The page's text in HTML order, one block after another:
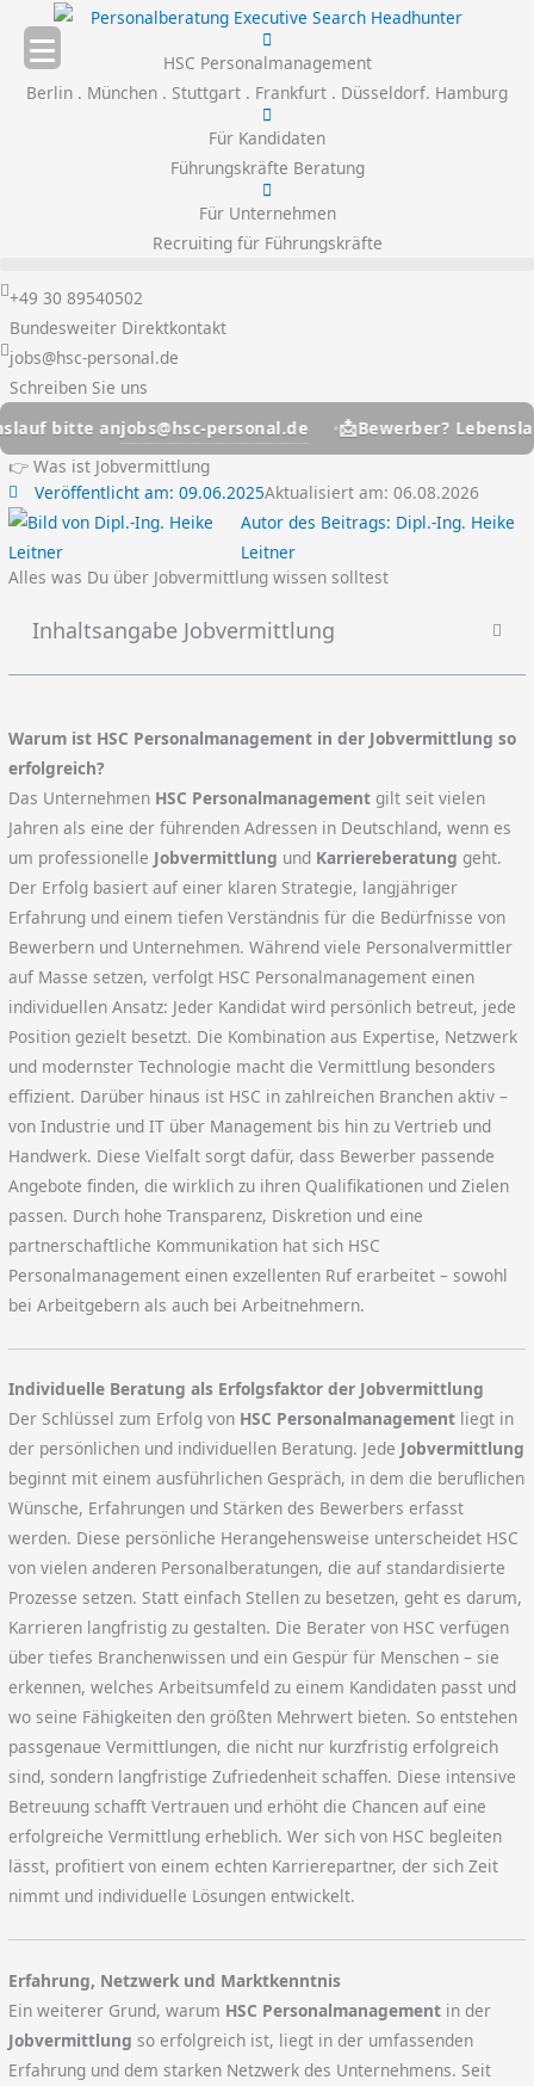
Inhalt
springen
HSC Personalmanagement
Berlin . München . Stuttgart . Frankfurt . Düsseldorf. Hamburg
Für Kandidaten
Führungskräfte Beratung
Für Unternehmen
Recruiting für Führungskräfte
+49 30 89540502
Bundesweiter Direktkontakt
jobs@hsc-personal.de
Schreiben Sie uns
anjobs@hsc-personal.de 📩Bewerber? Lebenslauf
👉 Was ist Jobvermittlung
Veröffentlicht am:09.06.2025Aktualisiert am: 06.08.2026
Autor des Beitrags: Dipl.-Ing. Heike
Leitner
Alles was Du über Jobvermittlung wissen solltest
Inhaltsangabe Jobvermittlung
Warum ist HSC Personalmanagement in der Jobvermittlung so
erfolgreich?
Das Unternehmen HSC Personalmanagement gilt seit vielen
Jahren als eine der führenden Adressen in Deutschland, wenn es
um professionelle Jobvermittlung und Karriereberatung geht.
Der Erfolg basiert auf einer klaren Strategie, langjähriger
Erfahrung und einem tiefen Verständnis für die Bedürfnisse von
Bewerbern und Unternehmen. Während viele Personalvermittler
auf Masse setzen, verfolgt HSC Personalmanagement einen
individuellen Ansatz: Jeder Kandidat wird persönlich betreut, jede
Position gezielt besetzt. Die Kombination aus Expertise, Netzwerk
und modernster Technologie macht die Vermittlung besonders
effizient. Darüber hinaus ist HSC in zahlreichen Branchen aktiv –
von Industrie und IT über Management bis hin zu Vertrieb und
Handwerk. Diese Vielfalt sorgt dafür, dass Bewerber passende
Angebote finden, die wirklich zu ihren Qualifikationen und Zielen
passen. Durch hohe Transparenz, Diskretion und eine
partnerschaftliche Kommunikation hat sich HSC
Personalmanagement einen exzellenten Ruf erarbeitet – sowohl
bei Arbeitgebern als auch bei Arbeitnehmern.
Individuelle Beratung als Erfolgsfaktor der Jobvermittlung
Der Schlüssel zum Erfolg von HSC Personalmanagement liegt in
der persönlichen und individuellen Beratung. Jede Jobvermittlung
beginnt mit einem ausführlichen Gespräch, in dem die beruflichen
Wünsche, Erfahrungen und Stärken des Bewerbers erfasst
werden. Diese persönliche Herangehensweise unterscheidet HSC
von vielen anderen Personalberatungen, die auf standardisierte
Prozesse setzen. Statt einfach Stellen zu besetzen, geht es darum,
Karrieren langfristig zu gestalten. Die Berater von HSC verfügen
über tiefes Branchenwissen und ein Gespür für Menschen – sie
erkennen, welches Arbeitsumfeld zu einem Kandidaten passt und
wo seine Fähigkeiten den größten Mehrwert bieten. So entstehen
passgenaue Vermittlungen, die nicht nur kurzfristig erfolgreich
sind, sondern langfristige Zufriedenheit schaffen. Diese intensive
Betreuung schafft Vertrauen und erhöht die Chancen auf eine
erfolgreiche Vermittlung erheblich. Wer sich von HSC begleiten
lässt, profitiert von einem echten Karrierepartner, der sich Zeit
nimmt und individuelle Lösungen entwickelt.
Erfahrung, Netzwerk und Marktkenntnis
Ein weiterer Grund, warum HSC Personalmanagement in der
Jobvermittlung so erfolgreich ist, liegt in der umfassenden
Erfahrung und dem starken Netzwerk des Unternehmens. Seit